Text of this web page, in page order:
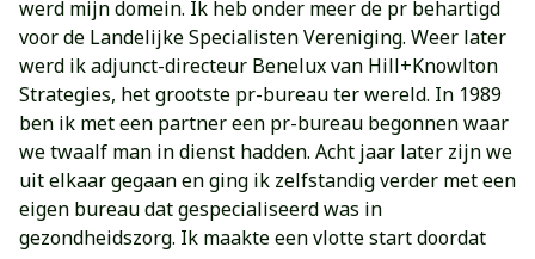
werd mijn domein. Ik heb onder meer de pr behartigd
voor de Landelijke Specialisten Vereniging. Weer later
werd ik adjunct-directeur Benelux van Hill+Knowlton
Strategies, het grootste pr-bureau ter wereld. In 1989
ben ik met een partner een pr-bureau begonnen waar
we twaalf man in dienst hadden. Acht jaar later zijn we
uit elkaar gegaan en ging ik zelfstandig verder met een
eigen bureau dat gespecialiseerd was in
gezondheidszorg. Ik maakte een vlotte start doordat